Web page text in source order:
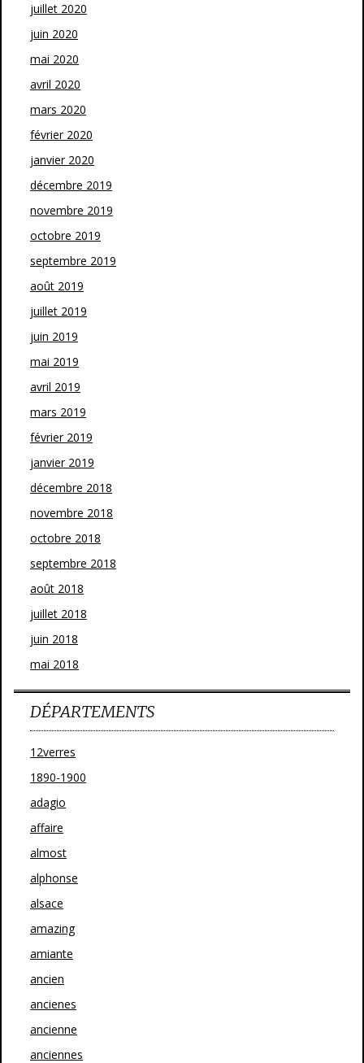
juillet 2020
juin 2020
mai 2020
avril 2020
mars 2020
février 2020
janvier 2020
décembre 2019
novembre 2019
octobre 2019
septembre 2019
août 2019
juillet 2019
juin 2019
mai 2019
avril 2019
mars 2019
février 2019
janvier 2019
décembre 2018
novembre 2018
octobre 2018
septembre 2018
août 2018
juillet 2018
juin 2018
mai 2018
DÉPARTEMENTS
12verres
1890-1900
adagio
affaire
almost
alphonse
alsace
amazing
amiante
ancien
ancienes
ancienne
anciennes